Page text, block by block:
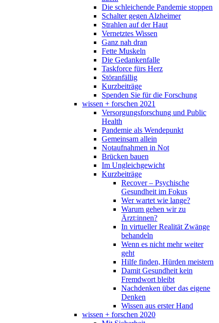
Die schleichende Pandemie stoppen
Schalter gegen Alzheimer
Strahlen auf der Haut
Vernetztes Wissen
Ganz nah dran
Fette Muskeln
Die Gedankenfalle
Taskforce fürs Herz
Störanfällig
Kurzbeiträge
Spenden Sie für die Forschung
wissen + forschen 2021
Versorgungsforschung und Public
Health
Pandemie als Wendepunkt
Gemeinsam allein
Notaufnahmen in Not
Brücken bauen
Im Ungleichgewicht
Kurzbeiträge
Recover – Psychische
Gesundheit im Fokus
Wer wartet wie lange?
Warum gehen wir zu
Ärzt:innen?
In virtueller Realität Zwänge
behandeln
Wenn es nicht mehr weiter
geht
Hilfe finden, Hürden meistern
Damit Gesundheit kein
Fremdwort bleibt
Nachdenken über das eigene
Denken
Wissen aus erster Hand
wissen + forschen 2020